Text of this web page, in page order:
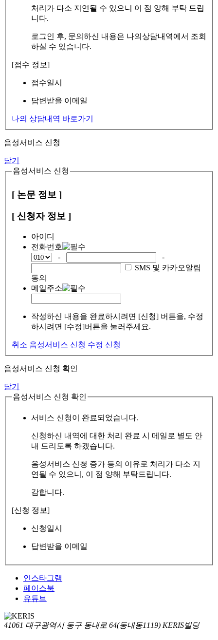
처리가 다소 지연될 수 있으니 이 점 양해 부탁 드립
니다.
로그인 후, 문의하신 내용은 나의상담내역에서 조회
하실 수 있습니다.
[접수 정보]
접수일시
답변받을 이메일
나의 상담내역 바로가기
음성서비스 신청
닫기
음성서비스 신청
[ 논문 정보 ]
[ 신청자 정보 ]
아이디
전화번호
-
-
SMS 및 카카오알림
동의
메일주소
작성하신 내용을 완료하시려면 [신청] 버튼을, 수정
하시려면 [수정]버튼을 눌러주세요.
취소 음성서비스 신청 수정 신청
음성서비스 신청 확인
닫기
음성서비스 신청 확인
서비스 신청이 완료되었습니다.
신청하신 내역에 대한 처리 완료 시 메일로 별도 안
내 드리도록 하겠습니다.
음성서비스 신청 증가 등의 이유로 처리가 다소 지
연될 수 있으니, 이 점 양해 부탁드립니다.
감합니다.
[신청 정보]
신청일시
답변받을 이메일
인스타그램
페이스북
유튜브
41061 대구광역시 동구 동내로 64(동내동1119) KERIS빌딩